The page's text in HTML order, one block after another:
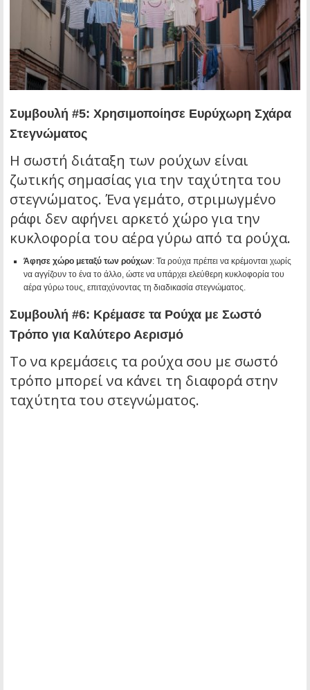
Συμβουλή #5: Χρησιμοποίησε Ευρύχωρη Σχάρα
Στεγνώματος
Η σωστή διάταξη των ρούχων είναι
ζωτικής σημασίας για την ταχύτητα του
στεγνώματος. Ένα γεμάτο, στριμωγμένο
ράφι δεν αφήνει αρκετό χώρο για την
κυκλοφορία του αέρα γύρω από τα ρούχα.
Άφησε χώρο μεταξύ των ρούχων: Τα ρούχα πρέπει να κρέμονται χωρίς
να αγγίζουν το ένα το άλλο, ώστε να υπάρχει ελεύθερη κυκλοφορία του
αέρα γύρω τους, επιταχύνοντας τη διαδικασία στεγνώματος.
Συμβουλή #6: Κρέμασε τα Ρούχα με Σωστό
Τρόπο για Καλύτερο Αερισμό
Το να κρεμάσεις τα ρούχα σου με σωστό
τρόπο μπορεί να κάνει τη διαφορά στην
ταχύτητα του στεγνώματος.